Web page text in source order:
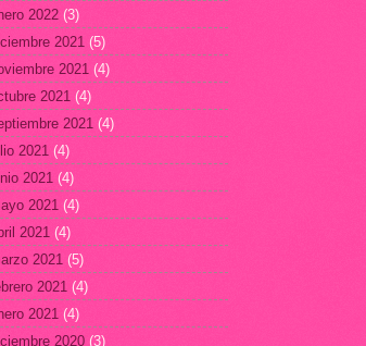
2022 (3)
2021 (5)
2021 (4)
2021 (4)
2021 (4)
2021 (4)
2021 (4)
2021 (4)
2021 (4)
2021 (5)
2021 (4)
2021 (4)
2020 (3)